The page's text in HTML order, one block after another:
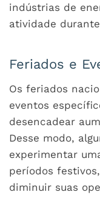
indústrias de
atividade
Feriados e
Os feriados
eventos
desencadear
Desse modo,
experimentar
períodos
diminuir suas